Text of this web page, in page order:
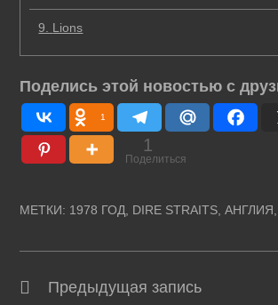
9. Lions
Поделись этой новостью с
1
1
Поделиться
МЕТКИ: 1978 ГОД DIRE STRAITS АНГЛИЯ
ЧитатьПредыдущая запись